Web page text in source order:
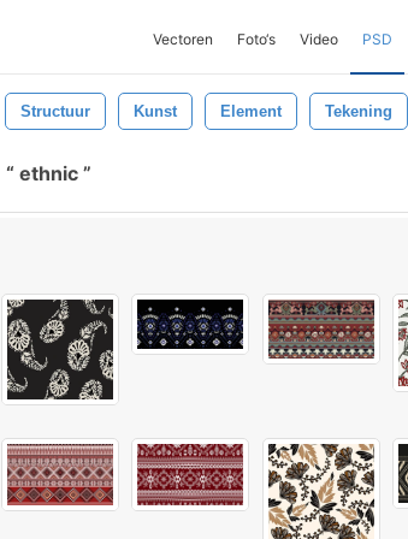
Vectoren Foto‘s Video PSD
Structuur Kunst Element Tekening
ethnic